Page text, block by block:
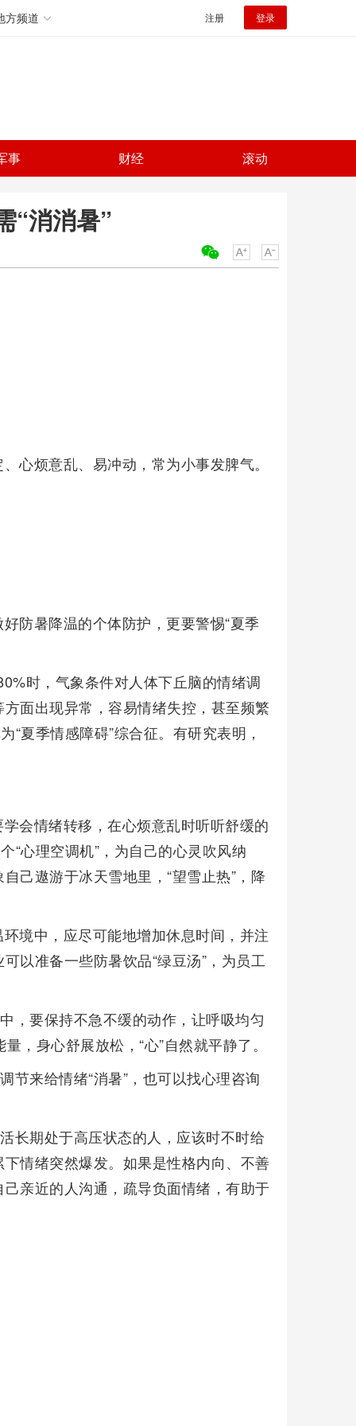
方频道 注册 登录
事 财经 滚动
“消消暑”
心烦意乱、易冲动，常为小事发脾气。
防暑降温的个体防护，更要警惕“夏季
时，气象条件对人体下丘脑的情绪调
面出现异常，容易情绪失控，甚至频繁
“夏季情感障碍”综合征。有研究表明，
会情绪转移，在心烦意乱时听听舒缓的
“心理空调机”，为自己的心灵吹风纳
己遨游于冰天雪地里，“望雪止热”，降
境中，应尽可能地增加休息时间，并注
以准备一些防暑饮品“绿豆汤”，为员工
，要保持不急不缓的动作，让呼吸均匀
，身心舒展放松，“心”自然就平静了。
节来给情绪“消暑”，也可以找心理咨询
长期处于高压状态的人，应该时不时给
情绪突然爆发。如果是性格内向、不善
亲近的人沟通，疏导负面情绪，有助于